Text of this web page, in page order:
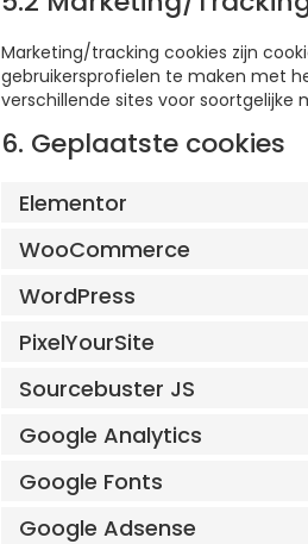
Marketing/tracking cookies zijn
gebruikersprofielen te maken met
verschillende sites voor soortgelijke
6. Geplaatste cookies
Elementor
WooCommerce
WordPress
PixelYourSite
Sourcebuster JS
Google Analytics
Google Fonts
Google Adsense